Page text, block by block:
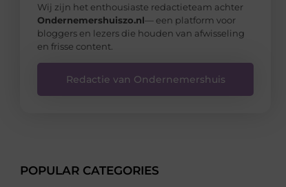
Wij zijn het enthousiaste redactieteam achter
Ondernemershuiszo.nl— een platform voor
bloggers en lezers die houden van afwisseling
en frisse content.
Redactie van Ondernemershuis
POPULAR CATEGORIES